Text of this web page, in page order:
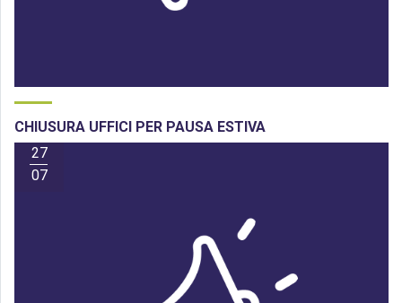
CHIUSURA UFFICI PER PAUSA ESTIVA
27
07